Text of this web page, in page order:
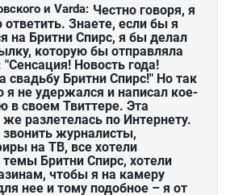
и Varda: Честно говоря, я
ответить. Знаете, если бы я
на Бритни Спирс, я бы делал
которую бы отправляла
Новость года!
свадьбу Бритни Спирс!" Но так
я не удержался и написал кое-
в своем Твиттере. Эта
разлетелась по Интернету.
журналисты,
на ТВ, все хотели
темы Бритни Спирс, хотели
чтобы я на камеру
нее и тому подобное – я от